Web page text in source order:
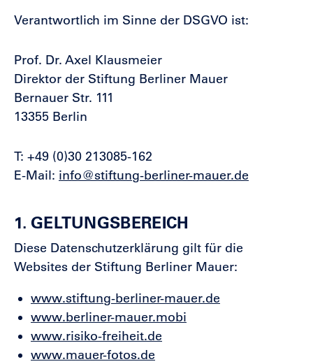
Verantwortlich im Sinne der DSGVO ist:
Prof. Dr. Axel Klausmeier
Direktor der Stiftung Berliner Mauer
Bernauer Str. 111
13355 Berlin
T: +49 (0)30 213085-162
E-Mail: info@stiftung-berliner-mauer.de
1. GELTUNGSBEREICH
Diese Datenschutzerklärung gilt für die
Websites der Stiftung Berliner Mauer:
www.stiftung-berliner-mauer.de
www.berliner-mauer.mobi
www.risiko-freiheit.de
www.mauer-fotos.de